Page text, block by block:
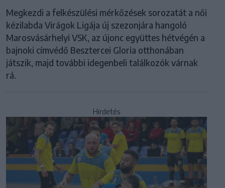
Megkezdi a felkészülési mérkőzések sorozatát a női
kézilabda Virágok Ligája új szezonjára hangoló
Marosvásárhelyi VSK, az újonc együttes hétvégén a
bajnoki címvédő Besztercei Gloria otthonában
játszik, majd további idegenbeli találkozók várnak
rá.
Hirdetés